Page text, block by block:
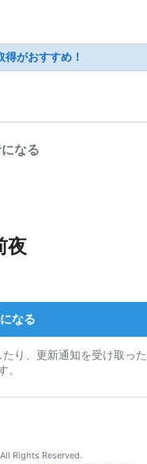
がおすすめ！
なる
夜
なる
り、更新通知を受け取っ
。
Rights Reserved.